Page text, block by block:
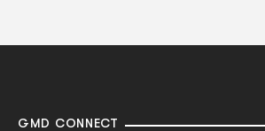
GMD CONNECT